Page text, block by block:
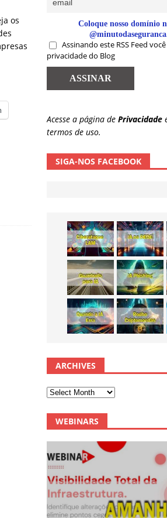
os
Coloque nosso domínio
Assinando este RSS Feed
privacidade do Blog
Acesse a página de Privacidade
termos de uso.
SIGA-NOS FACEBOOK
ARCHIVES
WEBINARS